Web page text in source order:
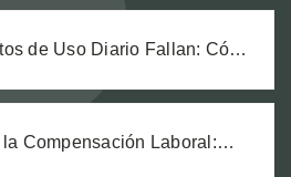
de Uso Diario Fallan: Cómo
Compensación Laboral: